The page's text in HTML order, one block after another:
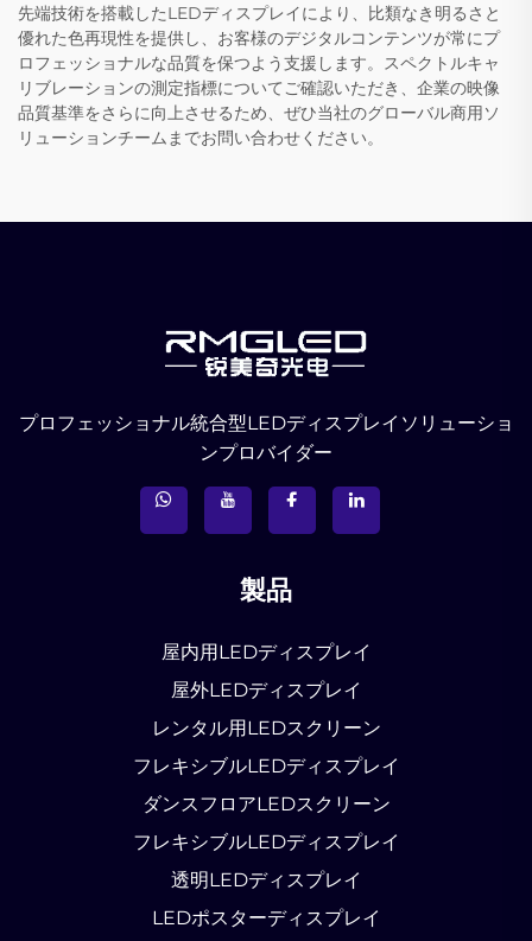
先端技術を搭載したLEDディスプレイにより、比類なき明るさと
優れた色再現性を提供し、お客様のデジタルコンテンツが常にプ
ロフェッショナルな品質を保つよう支援します。スペクトルキャ
リブレーションの測定指標についてご確認いただき、企業の映像
品質基準をさらに向上させるため、ぜひ当社のグローバル商用ソ
リューションチームまでお問い合わせください。
プロフェッショナル統合型LEDディスプレイソリューショ
ンプロバイダー
製品
屋内用LEDディスプレイ
屋外LEDディスプレイ
レンタル用LEDスクリーン
フレキシブルLEDディスプレイ
ダンスフロアLEDスクリーン
フレキシブルLEDディスプレイ
透明LEDディスプレイ
LEDポスターディスプレイ